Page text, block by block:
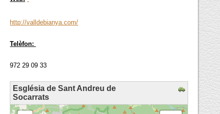
http://valldebianya.com/
Telèfon:
972 29 09 33
Església de Sant Andreu de
Socarrats
loading map - please wait...